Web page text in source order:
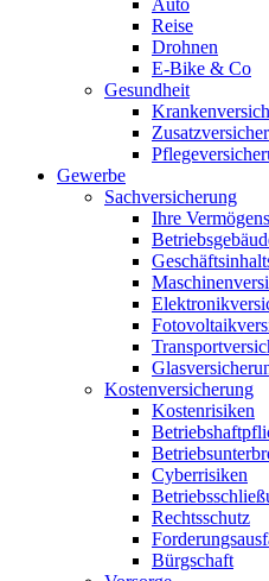
Auto
Reise
Drohnen
E-Bike & Co
Gesundheit
Gewerbe
Sachversicherung
Ihre
Kostenversicherung
Kostenrisiken
Cyberrisiken
Rechtsschutz
Bürgschaft